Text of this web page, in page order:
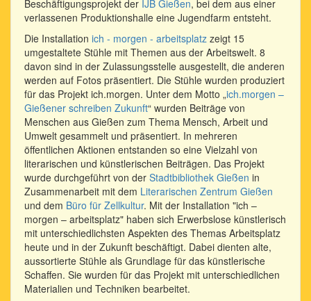
Beschäftigungsprojekt der IJB Gießen, bei dem aus einer
verlassenen Produktionshalle eine Jugendfarm entsteht.
Die Installation ich - morgen - arbeitsplatz zeigt 15
umgestaltete Stühle mit Themen aus der Arbeitswelt. 8
davon sind in der Zulassungsstelle ausgestellt, die anderen
werden auf Fotos präsentiert. Die Stühle wurden produziert
für das Projekt ich.morgen. Unter dem Motto „ich.morgen –
Gießener schreiben Zukunft“ wurden Beiträge von
Menschen aus Gießen zum Thema Mensch, Arbeit und
Umwelt gesammelt und präsentiert. In mehreren
öffentlichen Aktionen entstanden so eine Vielzahl von
literarischen und künstlerischen Beiträgen. Das Projekt
wurde durchgeführt von der Stadtbibliothek Gießen in
Zusammenarbeit mit dem Literarischen Zentrum Gießen
und dem Büro für Zellkultur. Mit der Installation "ich –
morgen – arbeitsplatz" haben sich Erwerbslose künstlerisch
mit unter­schiedlichsten Aspekten des Themas Arbeitsplatz
heute und in der Zukunft beschäftigt. Dabei dienten alte,
aussortierte Stühle als Grundlage für das künstlerische
Schaffen. Sie wurden für das Projekt mit unterschiedlichen
Materialien und Techniken bearbeitet.